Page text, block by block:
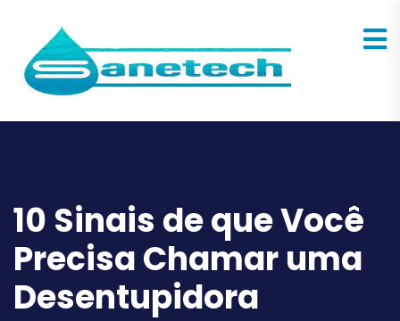
10 Sinais de que Você
Precisa Chamar uma
Desentupidora